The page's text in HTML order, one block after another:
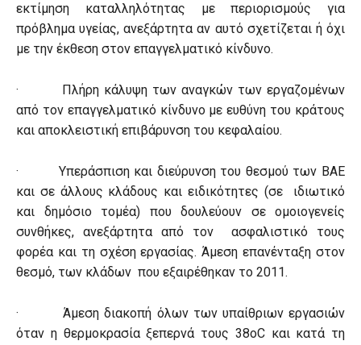
εκτίμηση καταλληλότητας με περιορισμούς για
πρόβλημα υγείας, ανεξάρτητα αν αυτό σχετίζεται ή όχι
με την έκθεση στον επαγγελματικό κίνδυνο.
· Πλήρη κάλυψη των αναγκών των εργαζομένων
από τον επαγγελματικό κίνδυνο με ευθύνη του κράτους
και αποκλειστική επιβάρυνση του κεφαλαίου.
· Υπεράσπιση και διεύρυνση του θεσμού των ΒΑΕ
και σε άλλους κλάδους και ειδικότητες (σε ιδιωτικό
και δημόσιο τομέα) που δουλεύουν σε ομοιογενείς
συνθήκες, ανεξάρτητα από τον ασφαλιστικό τους
φορέα και τη σχέση εργασίας. Άμεση επανένταξη στον
θεσμό, των κλάδων που εξαιρέθηκαν το 2011.
· Άμεση διακοπή όλων των υπαίθριων εργασιών
όταν η θερμοκρασία ξεπερνά τους 38oC και κατά τη